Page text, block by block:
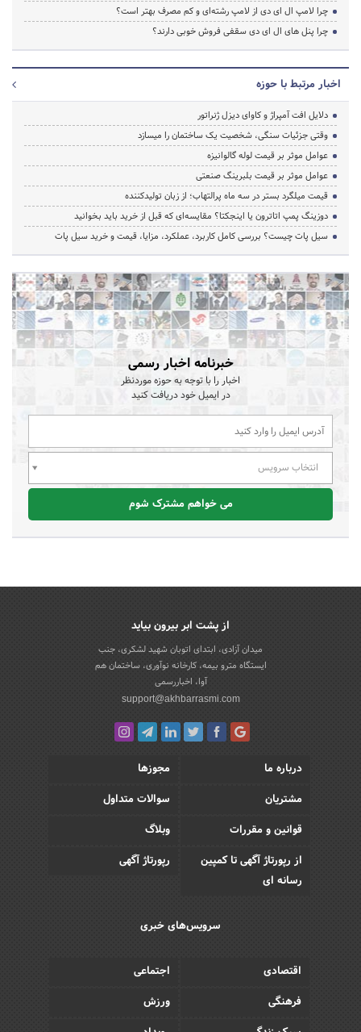
چرا لامپ ال ای دی از لامپ رشته‌ای و کم مصرف بهتر است؟
چرا پنل های ال ای دی سقفی فروش خوبی دارند؟
اخبار مرتبط با حوزه
دلایل افت آمپراژ و کاوای دیزل ژنراتور
وقتی جزئیات سنگی، شخصیت یک ساختمان را میسازد
عوامل موثر بر قیمت لوله گالوانیزه
عوامل موثر بر قیمت بلبرینگ صنعتی
قیمت میلگرد بستر در سه ماه پرالتهاب؛ از زبان تولیدکننده
دوزینگ پمپ اتاترون یا اینجکتا؟ مقایسه‌ای که قبل از خرید باید بخوانید
سیل پات چیست؟ بررسی کامل کاربرد، عملکرد، مزایا، قیمت و خرید سیل پات
خبرنامه اخبار رسمی
اخبار را با توجه به حوزه موردنظر
در ایمیل خود دریافت کنید
انتخاب سرویس
می خواهم مشترک شوم
از پشت ابر بیرون بیاید
میدان آزادی، ابتدای اتوبان شهید لشکری، جنب
ایستگاه مترو بیمه، کارخانه نوآوری، ساختمان هم
آوا، اخباررسمی
support@akhbarrasmi.com
درباره ما
مجوزها
مشتریان
سوالات متداول
قوانین و مقررات
وبلاگ
از رپورتاژ آگهی تا کمپین
رسانه ای
رپورتاژ آگهی
سرویس‌های خبری
اقتصادی
اجتماعی
فرهنگی
ورزش